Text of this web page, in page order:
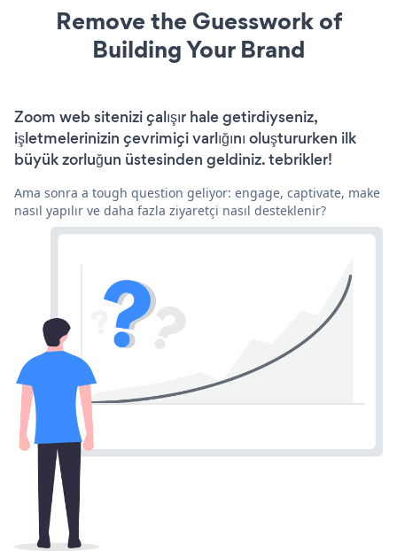
Remove the Guesswork of
Building Your Brand
Zoom web sitenizi çalışır hale getirdiyseniz,
işletmelerinizin çevrimiçi varlığını oluştururken ilk
büyük zorluğun üstesinden geldiniz. tebrikler!
Ama sonra a tough question geliyor: engage, captivate, make
nasıl yapılır ve daha fazla ziyaretçi nasıl desteklenir?